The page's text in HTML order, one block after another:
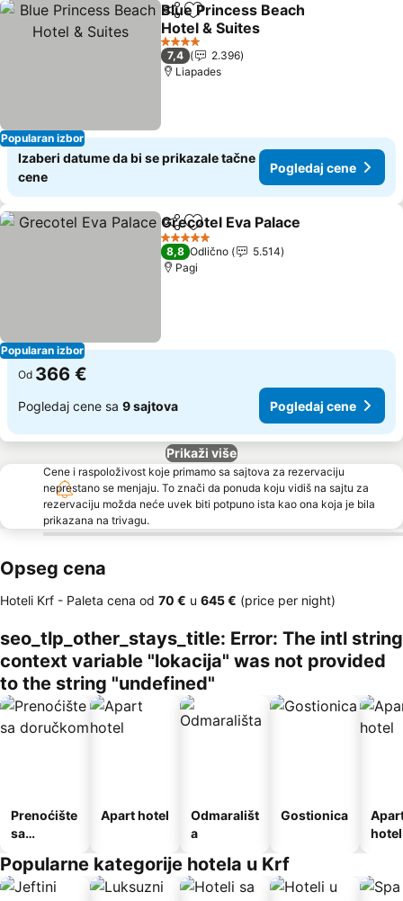
Popularan izbor
Deli Dodati u favorite
Blue Princess Beach
Hotel & Suites
4 Zvezdice
7,4
2.396
Liapades
Izaberi datume da bi se prikazale tačne
cene
Pogledaj cene
Popularan izbor
Deli Dodati u favorite
Grecotel Eva Palace
5 Zvezdice
8,8 Odlično
5.514
Pagi
Od 366 €
Pogledaj cene sa 9 sajtova Pogledaj cene
Prikaži više
Cene i raspoloživost koje primamo sa sajtova za rezervaciju
neprestano se menjaju. To znači da ponuda koju vidiš na sajtu za
rezervaciju možda neće uvek biti potpuno ista kao ona koja je bila
prikazana na trivagu.
Opseg cena
Hoteli Krf - Paleta cena od ‎70 € u ‎645 € (price per night)
seo_tlp_other_stays_title: Error: The intl string
context variable "lokacija" was not provided
to the string "undefined"
Prenoćište
sa
Apart hotel
Odmarališt
a
Gostionica
hotel
Popularne kategorije hotela u Krf